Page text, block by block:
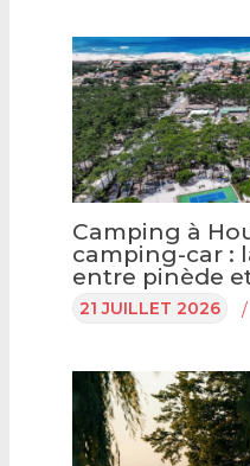
Camping à
camping-car :
entre pinède
21 JUILLET 2026 /